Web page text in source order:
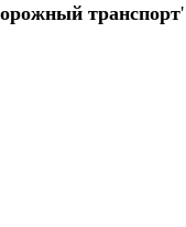
транспорт'